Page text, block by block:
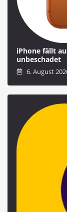
iPhone fällt
unbeschadet
6. August